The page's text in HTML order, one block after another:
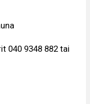
040 9348 882 tai